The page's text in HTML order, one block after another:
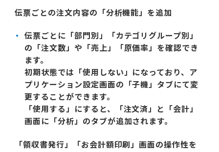
伝票ごとの注文内容の「分析機能」を追加
伝票ごとに「部門別」「カテゴリグループ別」
の「注文数」や「売上」「原価率」を確認でき
ます。
初期状態では「使用しない」になっており、ア
プリケーション設定画面の「子機」タブにて変
更することができます。
「使用する」にすると、「注文済」と「会計」
画面に「分析」のタブが追加されます。
「領収書発行」「お会計額印刷」画面の操作性を